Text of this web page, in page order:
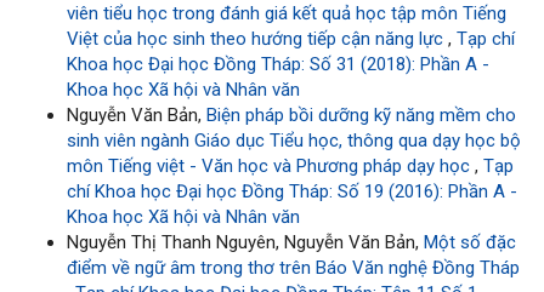
viên tiểu học trong đánh giá kết quả học tập môn Tiếng
Việt của học sinh theo hướng tiếp cận năng lực , Tạp chí
Khoa học Đại học Đồng Tháp: Số 31 (2018): Phần A -
Khoa học Xã hội và Nhân văn
Nguyễn Văn Bản, Biện pháp bồi dưỡng kỹ năng mềm cho
sinh viên ngành Giáo dục Tiểu học, thông qua dạy học bộ
môn Tiếng việt - Văn học và Phương pháp dạy học , Tạp
chí Khoa học Đại học Đồng Tháp: Số 19 (2016): Phần A -
Khoa học Xã hội và Nhân văn
Nguyễn Thị Thanh Nguyên, Nguyễn Văn Bản, Một số đặc
điểm về ngữ âm trong thơ trên Báo Văn nghệ Đồng Tháp